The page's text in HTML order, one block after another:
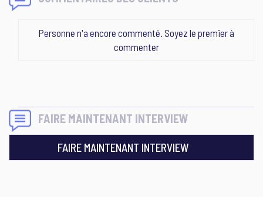
Personne n'a encore commenté. Soyez le premier à
commenter
FAIRE MAINTENANT INTERVIEW
FAIRE MAINTENANT INTERVIEW